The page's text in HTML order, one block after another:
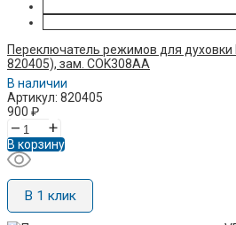
Переключатель режимов для духовки
820405), зам. COK308AA
В наличии
Артикул: 820405
900 ₽
– +
В корзину
В 1 клик